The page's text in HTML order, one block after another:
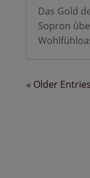
Das Gold
Sopron
« Older Entries